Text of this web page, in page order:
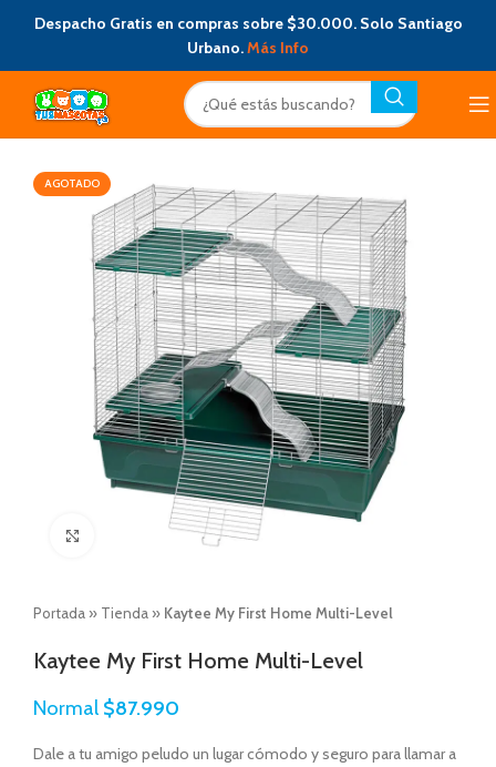
Despacho Gratis en compras sobre $30.000. Solo Santiago
Urbano.Más Info
AGOTADO
Click to enlarge
Portada » Tienda » Kaytee My First Home Multi-Level
Kaytee My First Home Multi-Level
Normal $87.990
Dale a tu amigo peludo un lugar cómodo y seguro para llamar a